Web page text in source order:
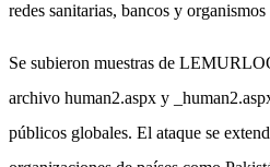
redes sanitarias, bancos y
Se subieron muestras de
archivo human2.aspx y
públicos globales. El ataque se